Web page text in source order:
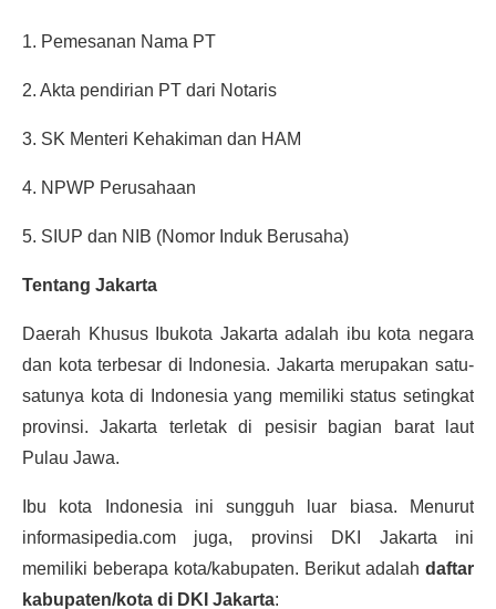
1. Pemesanan Nama PT
2. Akta pendirian PT dari Notaris
3. SK Menteri Kehakiman dan HAM
4. NPWP Perusahaan
5. SIUP dan NIB (Nomor Induk Berusaha)
Tentang Jakarta
Daerah Khusus Ibukota Jakarta adalah ibu kota negara
dan kota terbesar di Indonesia. Jakarta merupakan satu-
satunya kota di Indonesia yang memiliki status setingkat
provinsi. Jakarta terletak di pesisir bagian barat laut
Pulau Jawa.
Ibu kota Indonesia ini sungguh luar biasa. Menurut
informasipedia.com juga, provinsi DKI Jakarta ini
memiliki beberapa kota/kabupaten. Berikut adalah daftar
kabupaten/kota di DKI Jakarta: